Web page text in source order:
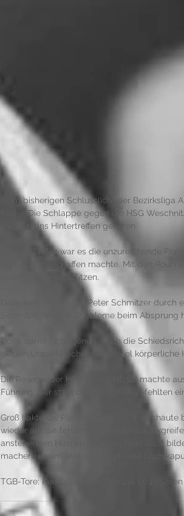
Beim bisherigen Schlusslicht der Bezirksliga
Räder. Die Schlappe gegen die HSG
mit 10:15 ins Hintertreffen gerieten.
Letzten Endes war es die unzureichende
Schnöller zu schaffen machte. Mit den
fehlten wichtige Stützen.
Dazu kam noch, dass Peter Schmitzer
Schmitzer enorme Probleme beim Absprung
Doch damit nicht genug. Auch die
beiden Unparteiischen ließen viel
Die Reserve der HSG Weschnitztal machte
Führung. Der stark dezimierten TGB fehlten
Groß hakte die Pleite schnell ab und schaute
wieder auf die fehlenden Akteure
anstehenden Heimspiel gegen Eberstadt
machen wir uns eine gute Vorrunde noch
TGB-Tore: Reis (4), Felix Schmitzer (7/4),